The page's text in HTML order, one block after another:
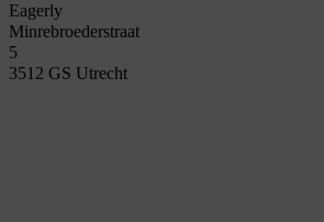
Eagerly
Minrebroederstraat
5
3512 GS Utrecht